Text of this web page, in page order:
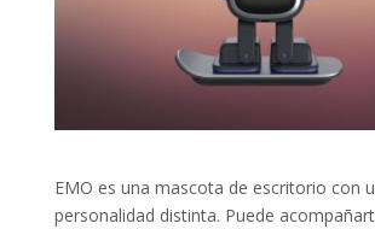
EMO es una mascota de escritorio con
personalidad distinta. Puede